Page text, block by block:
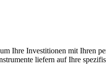
Ihre Investitionen mit Ihren
liefern auf Ihre